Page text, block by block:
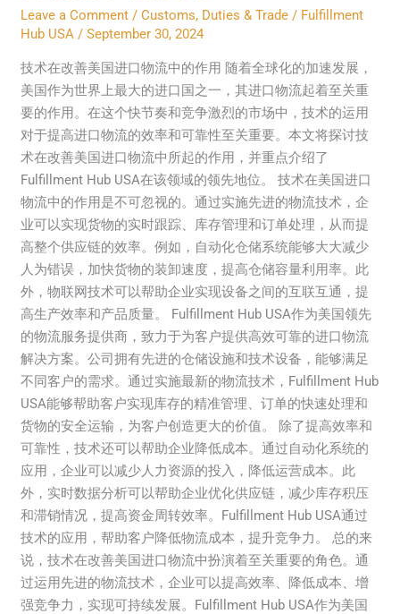
Leave a Comment /Customs, Duties & Trade / Fulfillment
Hub USA/September 30, 2024
技术在改善美国进口物流中的作用 随着全球化的加速发展，
美国作为世界上最大的进口国之一，其进口物流起着至关重
要的作用。在这个快节奏和竞争激烈的市场中，技术的运用
对于提高进口物流的效率和可靠性至关重要。本文将探讨技
术在改善美国进口物流中所起的作用，并重点介绍了
Fulfillment Hub USA在该领域的领先地位。 技术在美国进口
物流中的作用是不可忽视的。通过实施先进的物流技术，企
业可以实现货物的实时跟踪、库存管理和订单处理，从而提
高整个供应链的效率。例如，自动化仓储系统能够大大减少
人为错误，加快货物的装卸速度，提高仓储容量利用率。此
外，物联网技术可以帮助企业实现设备之间的互联互通，提
高生产效率和产品质量。 Fulfillment Hub USA作为美国领先
的物流服务提供商，致力于为客户提供高效可靠的进口物流
解决方案。公司拥有先进的仓储设施和技术设备，能够满足
不同客户的需求。通过实施最新的物流技术，Fulfillment Hub
USA能够帮助客户实现库存的精准管理、订单的快速处理和
货物的安全运输，为客户创造更大的价值。 除了提高效率和
可靠性，技术还可以帮助企业降低成本。通过自动化系统的
应用，企业可以减少人力资源的投入，降低运营成本。此
外，实时数据分析可以帮助企业优化供应链，减少库存积压
和滞销情况，提高资金周转效率。Fulfillment Hub USA通过
技术的应用，帮助客户降低物流成本，提升竞争力。 总的来
说，技术在改善美国进口物流中扮演着至关重要的角色。通
过运用先进的物流技术，企业可以提高效率、降低成本、增
强竞争力，实现可持续发展。Fulfillment Hub USA作为美国
Logistics
the
USA
–
技
术
在
改
善
美
国
进
口
物
流
中
的
作
用